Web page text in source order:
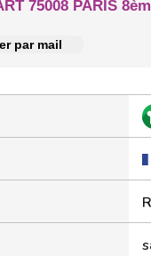
75008 PARIS
par mail